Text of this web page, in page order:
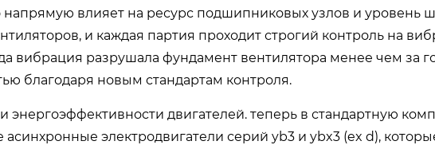
напрямую влияет на ресурс подшипниковых узлов и уровень
и каждая партия проходит строгий контроль на
вибрация разрушала фундамент вентилятора менее чем за
благодаря новым стандартам контроля.
энергоэффективности двигателей. теперь в стандартную
электродвигатели серий yb3 и ybx3 (ex d),